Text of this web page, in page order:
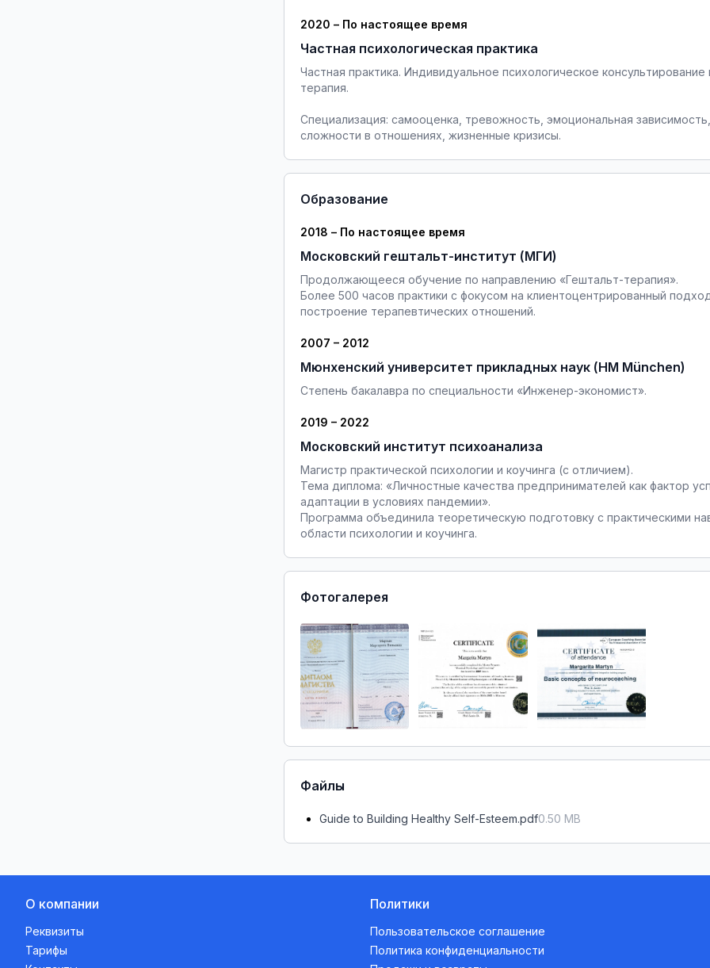
2020 – По настоящее время
Частная психологическая практика
Частная практика. Индивидуальное психологическое консультирование
терапия.
Специализация: самооценка, тревожность, эмоциональная зависимость,
сложности в отношениях, жизненные кризисы.
Образование
2018 – По настоящее время
Московский гештальт-институт (МГИ)
Продолжающееся обучение по направлению «Гештальт-терапия».
Более 500 часов практики с фокусом на клиентоцентрированный
построение терапевтических отношений.
2007 – 2012
Мюнхенский университет прикладных наук (HM München)
Степень бакалавра по специальности «Инженер-экономист».
2019 – 2022
Московский институт психоанализа
Магистр практической психологии и коучинга (с отличием).
Тема диплома: «Личностные качества предпринимателей как фактор
адаптации в условиях пандемии».
Программа объединила теоретическую подготовку с практическими
области психологии и коучинга.
Фотогалерея
Файлы
Guide to Building Healthy Self-Esteem.pdf0.50 MB
О компании
Реквизиты
Тарифы
Политики
Пользовательское соглашение
Политика конфиденциальности